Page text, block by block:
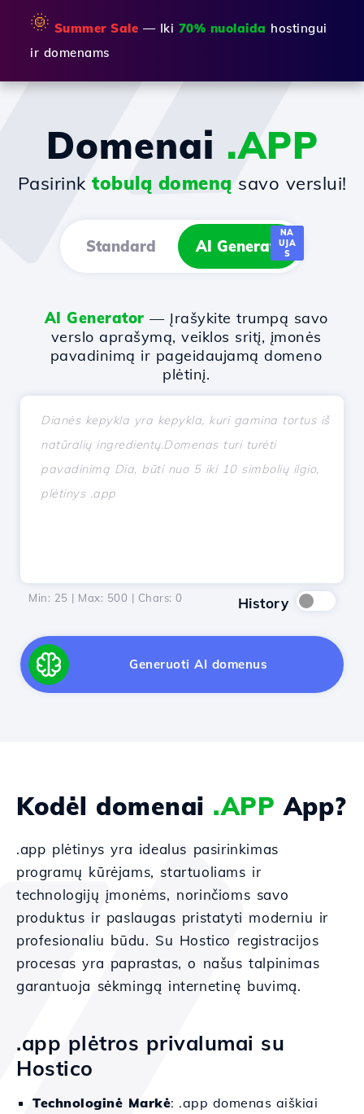
🌞 Summer Sale — Iki 70% nuolaida hostingui
ir domenams
Domenai .APP
Pasirink tobulą domeną savo verslui!
Standard AI Generator
NA
UJA
S
AI Generator — Įrašykite trumpą savo
verslo aprašymą, veiklos sritį, įmonės
pavadinimą ir pageidaujamą domeno
plėtinį.
Min: 25 | Max: 500 | Chars: 0 History
Generuoti AI domenus
Kodėl domenai .APP App?
.app plėtinys yra idealus pasirinkimas
programų kūrėjams, startuoliams ir
technologijų įmonėms, norinčioms savo
produktus ir paslaugas pristatyti moderniu ir
profesionaliu būdu. Su Hostico registracijos
procesas yra paprastas, o našus talpinimas
garantuoja sėkmingą internetinę buvimą.
.app plėtros privalumai su
Hostico
Technologinė Markė: .app domenas aiškiai